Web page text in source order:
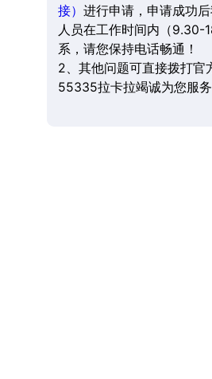
接） 进行申请，申请成功
人员在工作时间内（9.30-
系，请您保持电话畅通！
2、其他问题可直接拨打
55335拉卡拉竭诚为您服务